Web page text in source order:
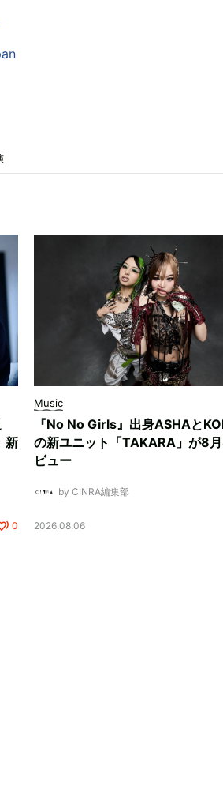
新
0
Music
『No No Girls』出身ASHAと
の新ユニット「TAKARA」が8
ビュー
by CINRA編集部
2026.08.06